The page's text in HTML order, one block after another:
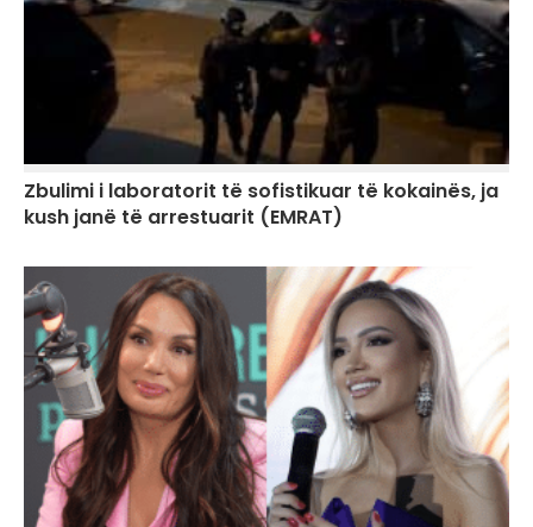
Zbulimi i laboratorit të sofistikuar të kokainës, ja
kush janë të arrestuarit (EMRAT)